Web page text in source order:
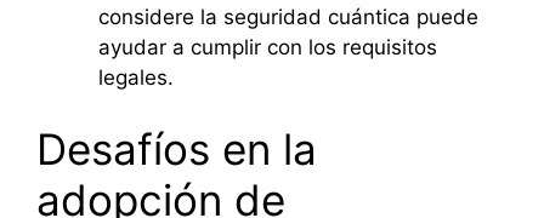
considere la seguridad cuántica puede
ayudar a cumplir con los requisitos
legales.
Desafíos en la
adopción de